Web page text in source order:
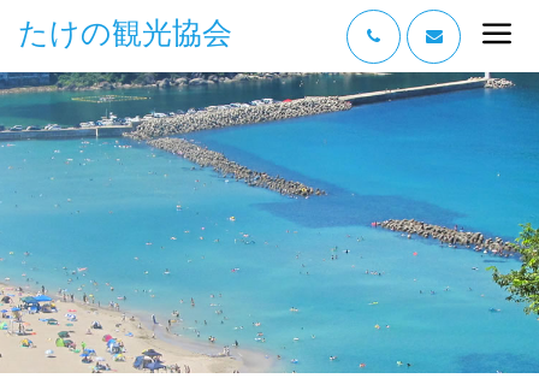
たけの観光協会
“たけの” の魅力
過ごし方
みどころ
泊まる
おみやげ